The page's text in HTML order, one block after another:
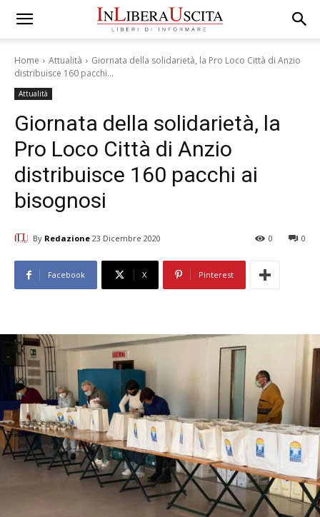
Home Attualità
Giornata della solidarietà, la Pro Loco Città di Anzio
distribuisce 160 pacchi...
Attualità
Giornata della solidarietà, la
Pro Loco Città di Anzio
distribuisce 160 pacchi ai
bisognosi
By Redazione 23 Dicembre 2020 0
0
Facebook X Pinterest